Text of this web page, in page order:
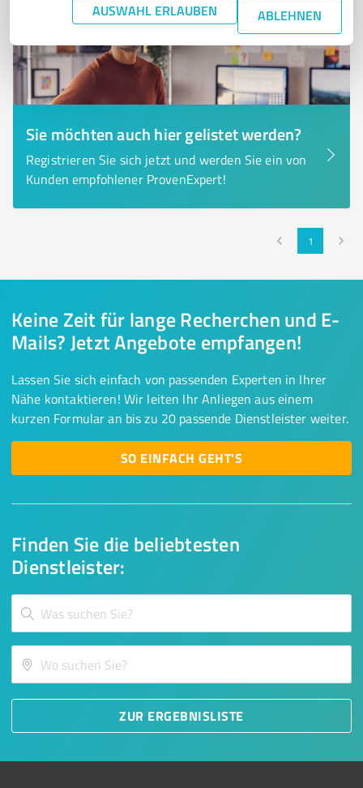
AUSWAHL ERLAUBEN ABLEHNEN
Sie möchten auch hier gelistet werden?
Registrieren Sie sich jetzt und werden Sie ein von
Kunden empfohlener ProvenExpert!
1
Finden Sie die beliebtesten
Dienstleister:
ZUR ERGEBNISLISTE
Keine Zeit für lange Recherchen und E-
Mails? Jetzt Angebote empfangen!
Lassen Sie sich einfach von passenden Experten in Ihrer
Nähe kontaktieren! Wir leiten Ihr Anliegen aus einem
kurzen Formular an bis zu 20 passende Dienstleister weiter.
SO EINFACH GEHT'S